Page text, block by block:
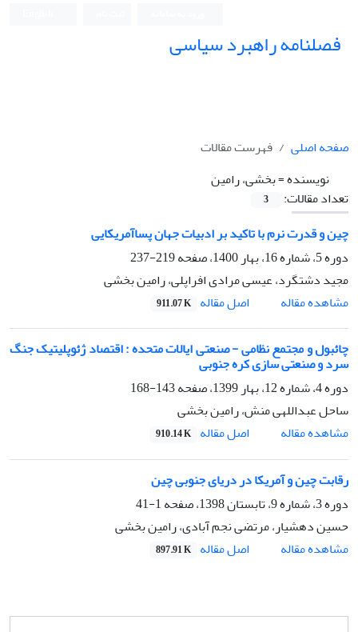
فصلنامه راهبرد سیاسی
صفحه اصلی
فهرست مقالات
نویسنده =بخشی، رامین
تعداد مقالات:
3
چین و قدرت نرم با تاکید بر ادبیات جهان پساآمریکایی
دوره 5، شماره 16، بهار 1400، صفحه
219-237
مجید دشتگرد، عیسی مرادی افراپلی، رامین بخشی
مشاهده مقاله
اصل مقاله 911.07 K
چائبول و مجتمع نظامی - صنعتی ایالات متحده : اقتصاد ژئوپلیتیک جنگ
سرد و صنعتی سازی کره جنوبی
دوره 4، شماره 12، بهار 1399، صفحه
143-168
ساحل عبداللهی منش، رامین بخشی
مشاهده مقاله
اصل مقاله 910.14 K
رقابت چین و آمریکا در دریای جنوبی چین
دوره 3، شماره 9، تابستان 1398، صفحه
1-41
حسین دهشیار، مرتضی نجم آبادی، رامین بخشی
مشاهده مقاله
اصل مقاله 897.91 K